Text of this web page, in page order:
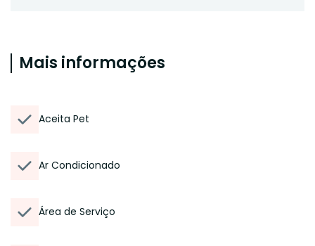
Mais informações
Aceita Pet
Ar Condicionado
Área de Serviço